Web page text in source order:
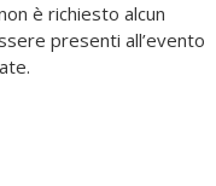
è richiesto alcun
presenti all’evento